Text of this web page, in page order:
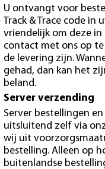
U ontvangt voor
Track & Trace code in
vriendelijk om deze
contact met ons op
de levering zijn.
gehad, dan kan het
beland.
Server verzending
Server bestellingen
uitsluitend zelf via
wij uit
bestelling. Alleen op
buitenlandse